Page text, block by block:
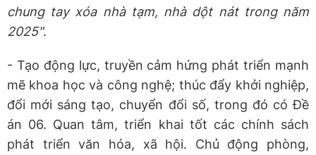
chung tay xóa nhà tạm, nhà dột nát trong năm
2025".
- Tạo động lực, truyền cảm hứng phát triển mạnh
mẽ khoa học và công nghệ; thúc đẩy khởi nghiệp,
đổi mới sáng tạo, chuyển đổi số, trong đó có Đề
án 06. Quan tâm, triển khai tốt các chính sách
phát triển văn hóa, xã hội. Chủ động phòng,